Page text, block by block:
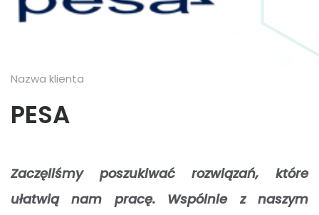
Nazwa klienta
PESA
Zaczęliśmy poszukiwać rozwiązań, które
ułatwią nam pracę. Wspólnie z naszym